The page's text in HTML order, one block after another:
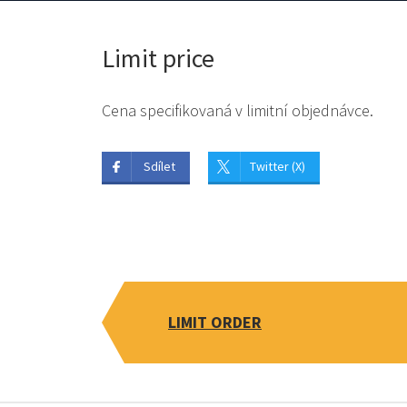
Limit price
Cena specifikovaná v limitní objednávce.
Sdílet Twitter (X)
LIMIT ORDER